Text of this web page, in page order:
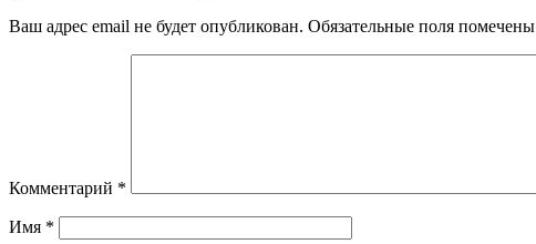
Ваш адрес email не будет опубликован. Обязательные поля помечены
Комментарий *
Имя *